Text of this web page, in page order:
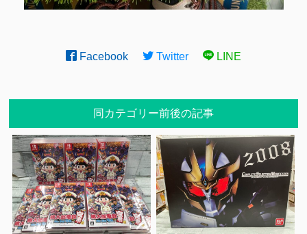
Facebook Twitter LINE
同カテゴリー前後の記事